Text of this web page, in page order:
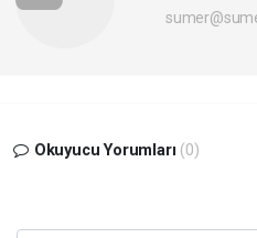
Okuyucu Yorumları (0)